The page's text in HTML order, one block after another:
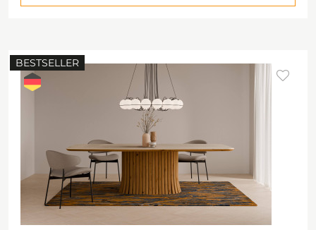
BESTSELLER